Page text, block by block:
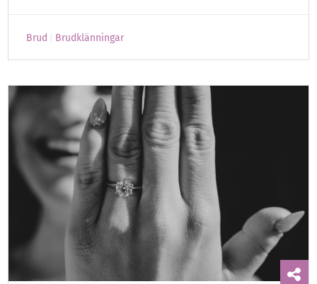
Brud Brudklänningar